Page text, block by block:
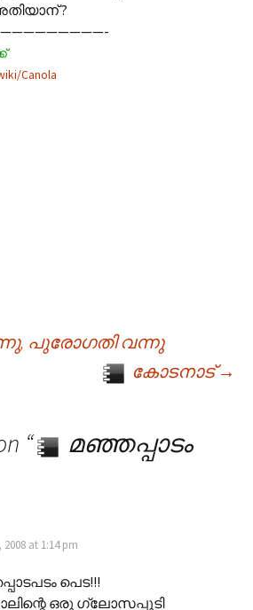
?
Canola
പുരോഗതി വന്നു
കോടനാട്→
“
മഞ്ഞപ്പാടം
2008 at 1:14 pm
പെട!!!
ഒരു ഗ്ലോസപ്പൂടി